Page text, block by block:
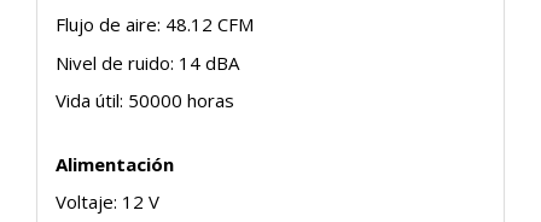
Flujo de aire: 48.12 CFM
Nivel de ruido: 14 dBA
Vida útil: 50000 horas
Alimentación
Voltaje: 12 V